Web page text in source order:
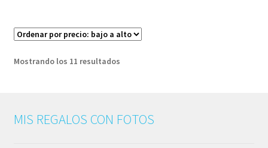
Mostrando los 11 resultadosOrdenado
a
alto
MIS REGALOS CON FOTOS